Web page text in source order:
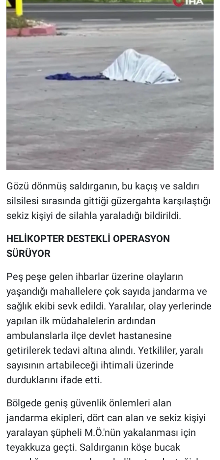
Gözü dönmüş saldırganın, bu kaçış ve saldırı
silsilesi sırasında gittiği güzergahta karşılaştığı
sekiz kişiyi de silahla yaraladığı bildirildi.
HELİKOPTER DESTEKLİ OPERASYON
SÜRÜYOR
Peş peşe gelen ihbarlar üzerine olayların
yaşandığı mahallelere çok sayıda jandarma ve
sağlık ekibi sevk edildi. Yaralılar, olay yerlerinde
yapılan ilk müdahalelerin ardından
ambulanslarla ilçe devlet hastanesine
getirilerek tedavi altına alındı. Yetkililer, yaralı
sayısının artabileceği ihtimali üzerinde
durduklarını ifade etti.
Bölgede geniş güvenlik önlemleri alan
jandarma ekipleri, dört can alan ve sekiz kişiyi
yaralayan şüpheli M.Ö.'nün yakalanması için
teyakkuza geçti. Saldırganın köşe bucak